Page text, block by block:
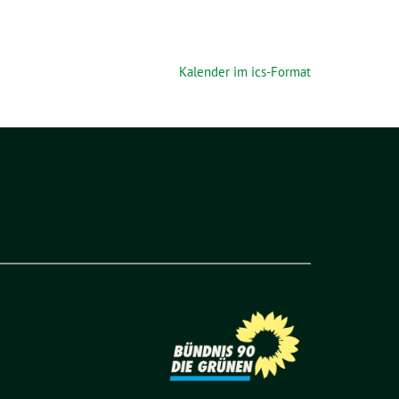
Kalender im ics-Format